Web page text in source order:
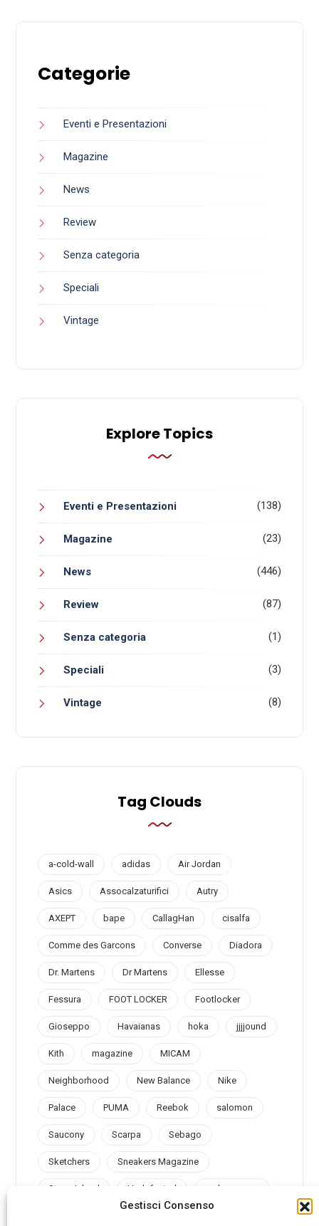
Gestisci Consenso
Categorie
Eventi e Presentazioni
Magazine
News
Review
Senza categoria
Speciali
Vintage
Explore Topics
Eventi e Presentazioni (138)
Magazine (23)
News (446)
Review (87)
Senza categoria (1)
Speciali (3)
Vintage (8)
Tag Clouds
a-cold-wall adidas Air Jordan
Asics Assocalzaturifici Autry
AXEPT bape CallagHan cisalfa
Comme des Garcons Converse Diadora
Dr. Martens Dr Martens Ellesse
Fessura FOOT LOCKER Footlocker
Gioseppo Havaianas hoka jjjjound
Kith magazine MICAM
Neighborhood New Balance Nike
Palace PUMA Reebok salomon
Saucony Scarpa Sebago
Sketchers Sneakers Magazine
Stone Island Undefeated under armour